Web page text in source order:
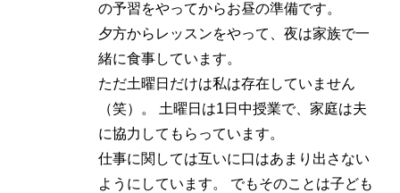
の予習をやってからお昼の準備です。
夕方からレッスンをやって、夜は家族で一
緒に食事しています。
ただ土曜日だけは私は存在していません
（笑）。 土曜日は1日中授業で、家庭は夫
に協力してもらっています。
仕事に関しては互いに口はあまり出さない
ようにしています。 でもそのことは子ども